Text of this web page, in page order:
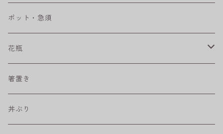
ベベルボウル
プリーツ
藍駒
ワビカップ
長皿
角皿
取皿
盛皿
カレー＆パスタ皿
中鉢
小鉢
カップ
マグカップ
フリーカップ
そば猪口
ポット・急須
花瓶
水差し
箸置き
丼ぶり